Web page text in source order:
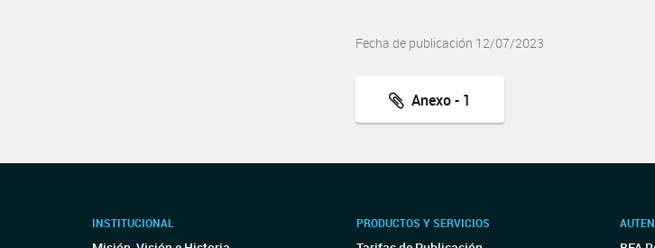
Fecha de publicación 12/07/2023
Anexo - 1
INSTITUCIONAL PRODUCTOS Y SERVICIOS